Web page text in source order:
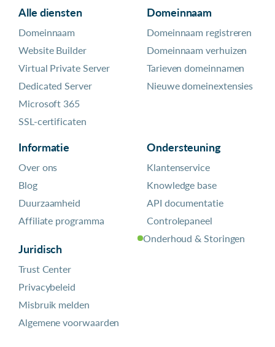
Alle diensten
Domeinnaam
Website Builder
Virtual Private Server
Dedicated Server
Microsoft 365
SSL-certificaten
Domeinnaam
Domeinnaam registreren
Domeinnaam verhuizen
Tarieven domeinnamen
Nieuwe domeinextensies
Informatie
Over ons
Blog
Duurzaamheid
Affiliate programma
Juridisch
Trust Center
Privacybeleid
Misbruik melden
Algemene voorwaarden
Ondersteuning
Klantenservice
Knowledge base
API documentatie
Controlepaneel
Onderhoud & Storingen